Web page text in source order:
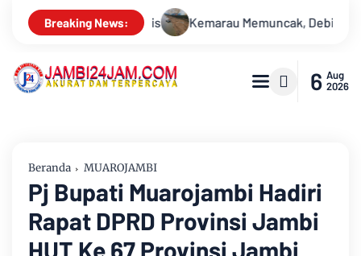
Breaking News:
Debit Sungai Batanghari Terus Menyusut, Jambi Hadapi
6 Aug
2026
Beranda MUAROJAMBI
Pj Bupati Muarojambi Hadiri
Rapat DPRD Provinsi Jambi
HUT Ke 67 Provinsi Jambi